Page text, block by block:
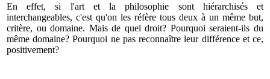
En effet, si l'art et la philosophie sont hiérarchisés et
interchangeables, c'est qu'on les réfère tous deux à un même but,
critère, ou domaine. Mais de quel droit? Pourquoi seraient-ils du
même domaine? Pourquoi ne pas reconnaître leur différence et ce,
positivement?